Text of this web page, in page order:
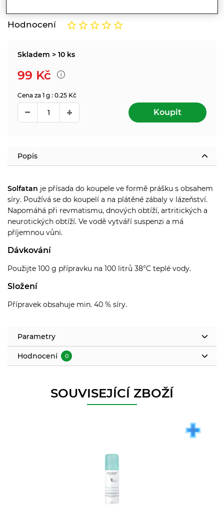
Hodnocení
Skladem > 10 ks
99 Kč
Cena za 1 g : 0.25 Kč
Koupit
Popis
Solfatan je přísada do koupele ve formě prášku s obsahem
síry. Používá se do koupelí a na plátěné zábaly v lázeňství.
Napomáhá při revmatismu, dnových obtíží, artritických a
neurotických obtíží. Ve vodě vytváří suspenzi a má
příjemnou vůni.
Dávkování
Použijte 100 g přípravku na 100 litrů 38°C teplé vody.
Složení
Přípravek obsahuje min. 40 % síry.
Parametry
Hodnocení 0
SOUVISEJÍCÍ ZBOŽÍ